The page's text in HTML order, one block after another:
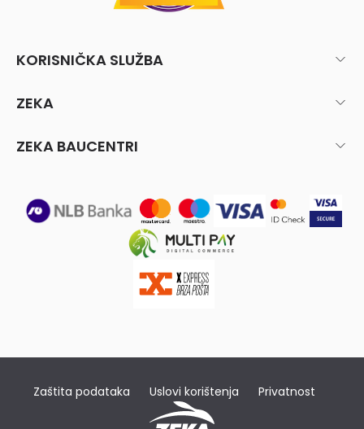
KORISNIČKA SLUŽBA
ZEKA
ZEKA BAUCENTRI
Zaštita podataka Uslovi korištenja Privatnost